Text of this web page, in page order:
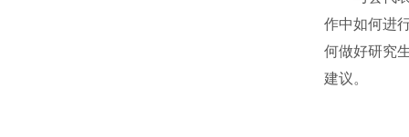
作中如何进
何做好研究
建议。